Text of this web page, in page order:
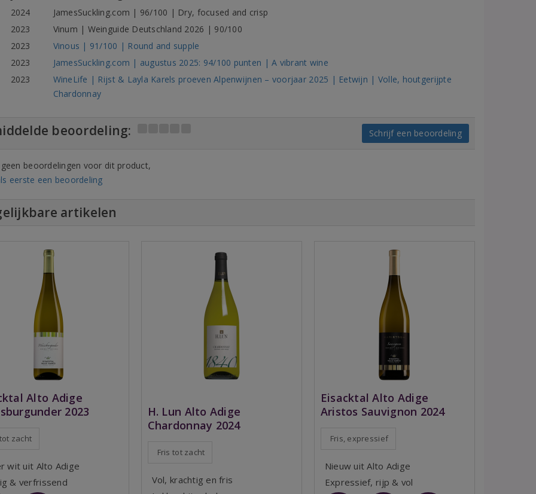
2024
JamesSuckling.com | 96/100 | Dry, focused and crisp
2023
Vinum | Weinguide Deutschland 2026 | 90/100
2023
Vinous | 91/100 | Round and supple
2023
JamesSuckling.com | augustus 2025: 94/100 punten | A vibrant wine
2023
WineLife | Rijst & Layla Karels proeven Alpenwijnen – voorjaar 2025 | Eetwijn | Volle, houtgerijpte
Chardonnay
beoordeling: Schrijf een beoordeling
geen beoordelingen voor dit product,
eerste een beoordeling
artikelen
Alto Adige
2023
zacht
wit uit Alto Adige
& verfrissend
H. Lun Alto Adige
Chardonnay 2024
Fris tot zacht
Vol, krachtig en fris
Eisacktal Alto Adige
Aristos Sauvignon 2024
Fris, expressief
Nieuw uit Alto Adige
Expressief, rijp & vol